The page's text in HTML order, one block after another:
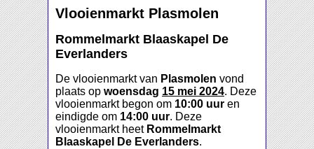
Vlooienmarkt Plasmolen
Rommelmarkt Blaaskapel De
Everlanders
De vlooienmarkt van Plasmolen vond
plaats op woensdag 15 mei 2024. Deze
vlooienmarkt begon om 10:00 uur en
eindigde om 14:00 uur. Deze
vlooienmarkt heet Rommelmarkt
Blaaskapel De Everlanders.